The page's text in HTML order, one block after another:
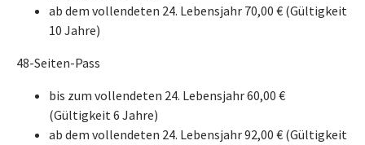
ab dem vollendeten 24. Lebensjahr 70,00 € (Gültigkeit
10 Jahre)
48-Seiten-Pass
bis zum vollendeten 24. Lebensjahr 60,00 €
(Gültigkeit 6 Jahre)
ab dem vollendeten 24. Lebensjahr 92,00 € (Gültigkeit